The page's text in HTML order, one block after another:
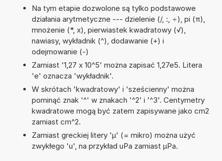
Na tym etapie dozwolone są tylko podstawowe
działania arytmetyczne --- dzielenie (/, :, ÷), pi (π),
mnożenie (*, x), pierwiastek kwadratowy (√),
nawiasy, wykładnik (^), dodawanie (+) i
odejmowanie (-)
Zamiast '1,27 x 10^5' można zapisać 1,27e5. Litera
'e' oznacza 'wykładnik'.
W skrótach 'kwadratowy' i 'sześcienny' można
pominąć znak '^' w znakach '^2' i '^3'. Centymetry
kwadratowe mogą być zatem zapisywane jako cm2
zamiast cm^2.
Zamiast greckiej litery 'µ' (= mikro) można użyć
zwykłego 'u', na przykład uPa zamiast µPa.